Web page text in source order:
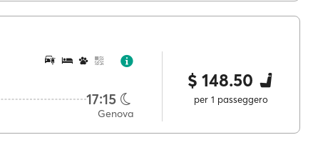
17:15
Genova
$ 148.50
per 1 passeggero